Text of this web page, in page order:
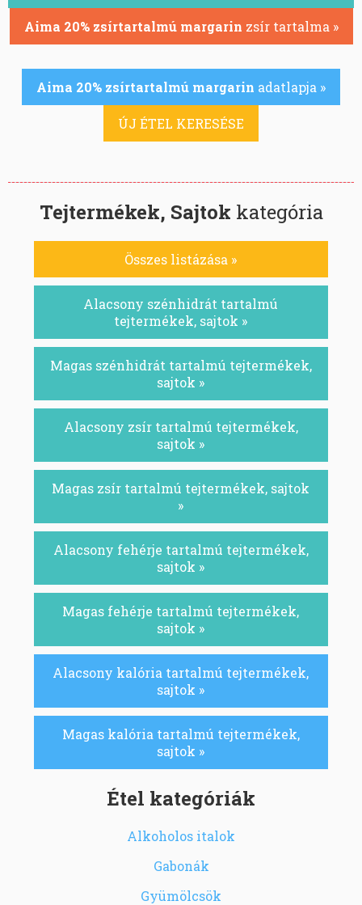
Aima 20% zsírtartalmú margarin zsír tartalma »
Aima 20% zsírtartalmú margarin adatlapja »
ÚJ ÉTEL KERESÉSE
Tejtermékek, Sajtok kategória
Összes listázása »
Alacsony szénhidrát tartalmú
tejtermékek, sajtok »
Magas szénhidrát tartalmú tejtermékek,
sajtok »
Alacsony zsír tartalmú tejtermékek,
sajtok »
Magas zsír tartalmú tejtermékek, sajtok
»
Alacsony fehérje tartalmú tejtermékek,
sajtok »
Magas fehérje tartalmú tejtermékek,
sajtok »
Alacsony kalória tartalmú tejtermékek,
sajtok »
Magas kalória tartalmú tejtermékek,
sajtok »
Étel kategóriák
Alkoholos italok
Gabonák
Gyümölcsök